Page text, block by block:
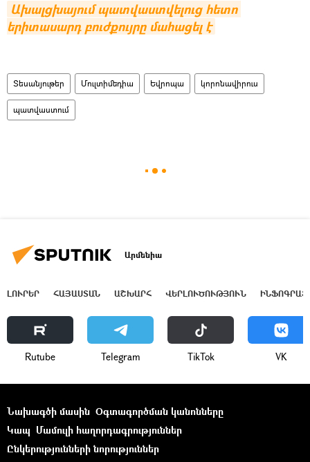
Ախալցխայում պատվաստվելուց հետո
երիտասարդ բուժքույրը մահացել է
Տեսանյութեր Մուլտիմեդիա Եվրոպա կորոնավիրուս
պատվաստում
Արմենիա
ԼՈՒՐԵՐ ՀԱՅԱՍՏԱՆ ԱՇԽԱՐՀ ՎԵՐԼՈՒԾՈՒԹՅՈՒՆ
Rutube Telegram ТikТоk VK
Նախագծի մասին Օգտագործման կանոնները
Կապ Մամուլի հաղորդագրություններ
Ընկերությունների նորություններ